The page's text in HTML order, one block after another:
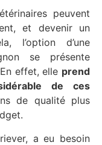
peuvent
et devenir un
l’option d’une
se présente
effet, elle prend
de ces
de qualité plus
a eu besoin